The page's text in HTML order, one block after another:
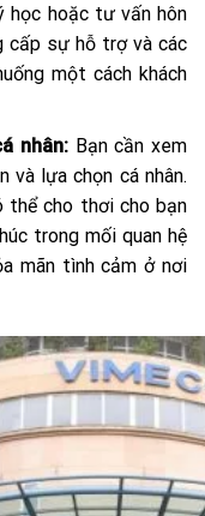
hoặc tư vấn hôn
cấp sự hỗ trợ và các
một cách khách
nhân: Bạn cần xem
và lựa chọn cá nhân.
thể cho thơi cho bạn
trong mối quan hệ
mãn tình cảm ở nơi